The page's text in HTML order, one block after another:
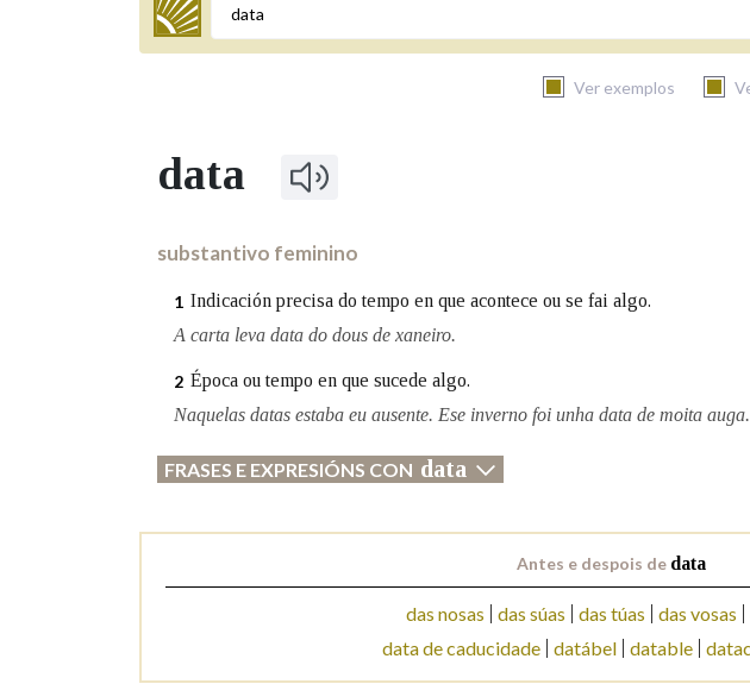
Termo a buscar
Ver exemplos
BUSCAR NOS LEMAS
Remata por
Contén Na fraseoloxía
OUTRAS OPCIÓNS DE BUSCA
Marcas gramaticais Pertence a
data
substantivo feminino
1 Indicación precisa do tempo en que acontece ou se fai algo.
A carta leva data do dous de xaneiro.
2 Época ou tempo en que sucede algo.
Naquelas datas estaba eu ausente. Ese inverno foi unha data de moita auga.
FRASES E EXPRESIÓNS CON data
Antes e despois de data
das nosas das súas das túas das vosas
data de caducidade datábel datable